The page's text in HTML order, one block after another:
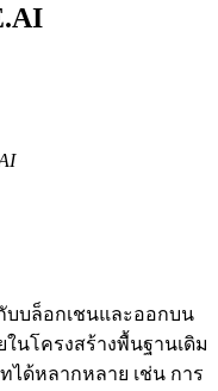
บบล็อกเชนและออกบน
นโครงสร้างพื้นฐานเดิม
ได้หลากหลาย เช่น การ